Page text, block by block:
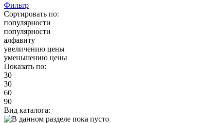
Фильтр
Сортировать по:
популярности
популярности
алфавиту
увеличению цены
уменьшению цены
Показать по:
30
30
60
90
Вид каталога: